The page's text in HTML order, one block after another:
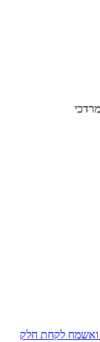
ואשמח לקחת חלק